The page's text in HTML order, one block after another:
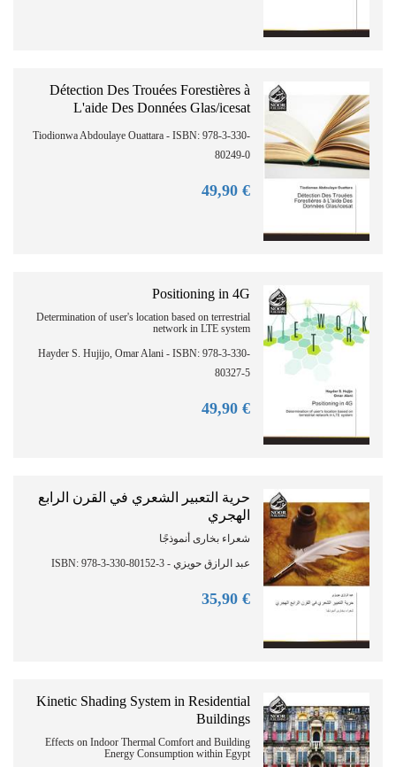
Détection Des Trouées Forestières à
L'aide Des Données Glas/icesat
Tiodionwa Abdoulaye Ouattara - ISBN: 978-3-330-
80249-0
€ 49,
90
Positioning in 4G
Determination of user's location based on terrestrial
network in LTE system
Hayder S. Hujijo, Omar Alani - ISBN: 978-3-330-
80327-5
€ 49,
90
حرية التعبير الشعري في القرن الرابع
الهجري
شعراء بخارى أنموذجًا
عبد الرازق حويزي - ISBN: 978-3-330-80152-3
€ 35,
90
Kinetic Shading System in Residential
Buildings
Effects on Indoor Thermal Comfort and Building
Energy Consumption within Egypt